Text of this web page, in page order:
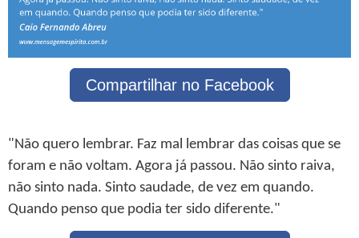
Compartilhar no Facebook
"Não quero lembrar. Faz mal lembrar das coisas que se
foram e não voltam. Agora já passou. Não sinto raiva,
não sinto nada. Sinto saudade, de vez em quando.
Quando penso que podia ter sido diferente."